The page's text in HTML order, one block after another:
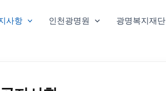
사항 인천광명원 광명복지재단